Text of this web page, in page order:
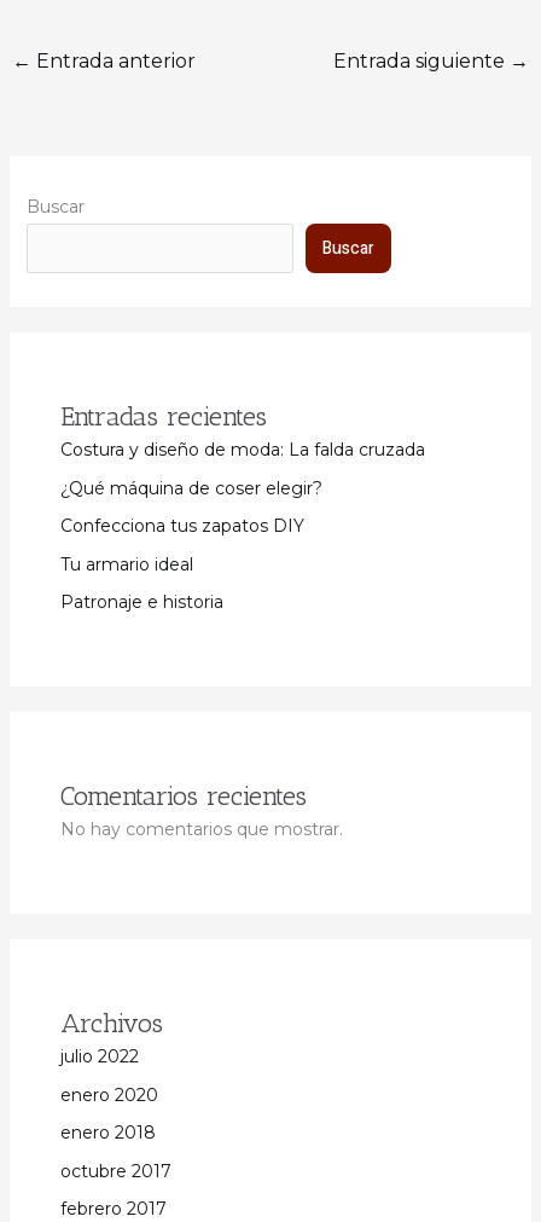
← Entrada anterior Entrada siguiente →
Buscar
Buscar
Entradas recientes
Costura y diseño de moda: La falda cruzada
¿Qué máquina de coser elegir?
Confecciona tus zapatos DIY
Tu armario ideal
Patronaje e historia
Comentarios recientes
No hay comentarios que mostrar.
Archivos
julio 2022
enero 2020
enero 2018
octubre 2017
febrero 2017